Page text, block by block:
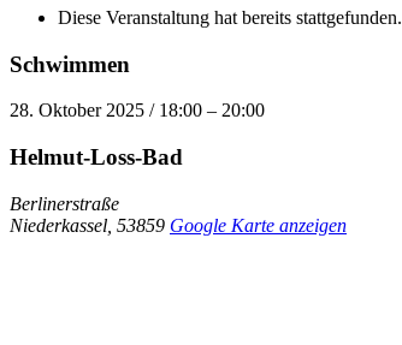
Diese Veranstaltung hat bereits stattgefunden.
Schwimmen
28. Oktober 2025 / 18:00 – 20:00
Helmut-Loss-Bad
Berlinerstraße
Niederkassel 53859 Google Karte anzeigen